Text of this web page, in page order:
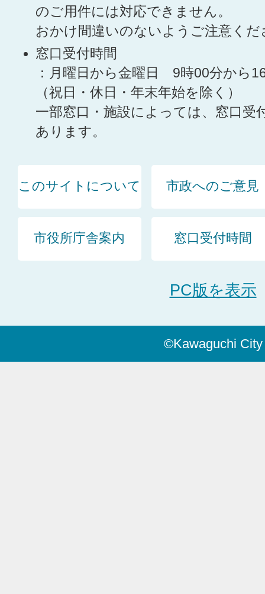
のご用件には対応できません。
おかけ間違いのないようご注意くだ
窓口受付時間
：月曜日から金曜日 9時00分から
（祝日・休日・年末年始を除く）
一部窓口・施設によっては、窓口受
あります。
このサイトについて 市政へのご意見
市役所庁舎案内 窓口受付時間
PC版を表示
©Kawaguchi City